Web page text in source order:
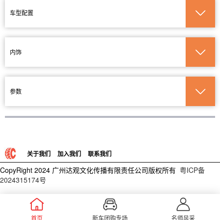
车型配置
内饰
参数
关于我们 加入我们 联系我们
CopyRight 2024 广州达观文化传播有限责任公司版权所有 粤ICP备
2024315174号
首页 新车团购专场 名师风采